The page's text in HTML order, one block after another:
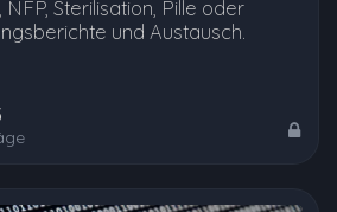
Sterilisation, Pille oder
und Austausch.